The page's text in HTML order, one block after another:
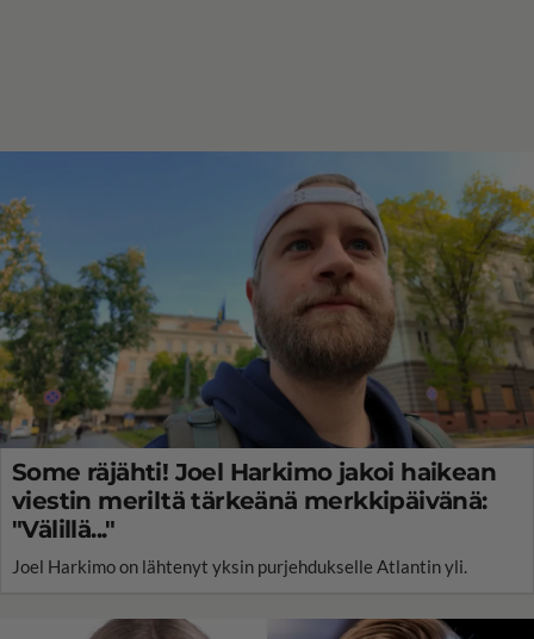
Some räjähti! Joel Harkimo jakoi haikean
viestin meriltä tärkeänä merkkipäivänä:
"Välillä..."
Joel Harkimo on lähtenyt yksin purjehdukselle Atlantin yli.